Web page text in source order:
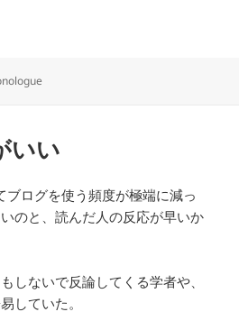
いい
ログを使う頻度が極端に減っ
のと、読んだ人の反応が早いか
しないで反論してくる学者や、
していた。